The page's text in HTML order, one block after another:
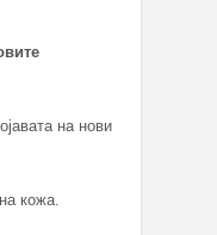
на нови
кожа.